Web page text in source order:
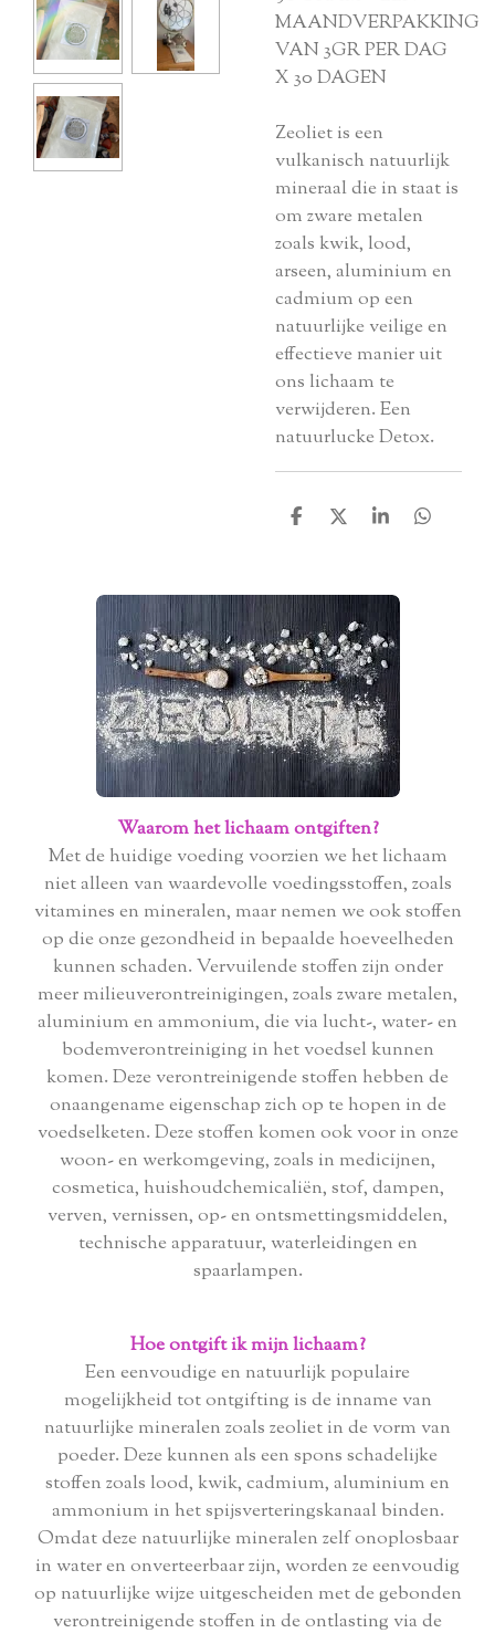
MAANDVERPAKKING
VAN 3GR PER DAG
X 30 DAGEN
Zeoliet is een
vulkanisch natuurlijk
mineraal die in staat is
om zware metalen
zoals kwik, lood,
arseen, aluminium en
cadmium op een
natuurlijke veilige en
effectieve manier uit
ons lichaam te
verwijderen. Een
natuurlucke Detox.
D
n
D
S
e
D
Waarom het lichaam ontgiften?
Met de huidige voeding voorzien we het lichaam
niet alleen van waardevolle voedingsstoffen, zoals
vitamines en mineralen, maar nemen we ook stoffen
op die onze gezondheid in bepaalde hoeveelheden
kunnen schaden. Vervuilende stoffen zijn onder
meer milieuverontreinigingen, zoals zware metalen,
aluminium en ammonium, die via lucht-, water- en
bodemverontreiniging in het voedsel kunnen
komen. Deze verontreinigende stoffen hebben de
onaangename eigenschap zich op te hopen in de
voedselketen. Deze stoffen komen ook voor in onze
woon- en werkomgeving, zoals in medicijnen,
cosmetica, huishoudchemicaliën, stof, dampen,
verven, vernissen, op- en ontsmettingsmiddelen,
technische apparatuur, waterleidingen en
spaarlampen.
Hoe ontgift ik mijn lichaam?
Een eenvoudige en natuurlijk populaire
mogelijkheid tot ontgifting is de inname van
natuurlijke mineralen zoals zeoliet in de vorm van
poeder. Deze kunnen als een spons schadelijke
stoffen zoals lood, kwik, cadmium, aluminium en
ammonium in het spijsverteringskanaal binden.
Omdat deze natuurlijke mineralen zelf onoplosbaar
in water en onverteerbaar zijn, worden ze eenvoudig
op natuurlijke wijze uitgescheiden met de gebonden
verontreinigende stoffen in de ontlasting via de